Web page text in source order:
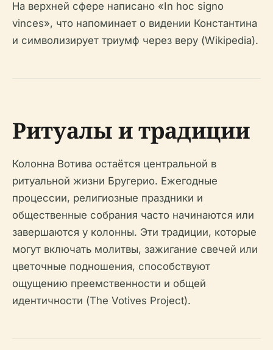
На верхней сфере написано «In hoc signo
vinces», что напоминает о видении Константина
и символизирует триумф через веру (Wikipedia).
Ритуалы и традиции
Колонна Вотива остаётся центральной в
ритуальной жизни Бругерио. Ежегодные
процессии, религиозные праздники и
общественные собрания часто начинаются или
завершаются у колонны. Эти традиции, которые
могут включать молитвы, зажигание свечей или
цветочные подношения, способствуют
ощущению преемственности и общей
идентичности (The Votives Project).